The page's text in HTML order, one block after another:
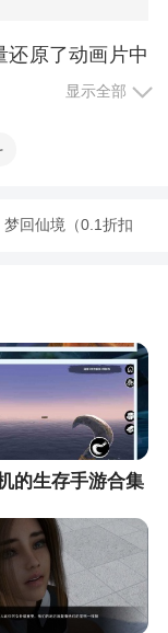
还原了动画片中
玩家在游戏里收
多超多的游戏
可爱的换装游
多浪漫的恋爱
试，感受各种
显示全部
梦回仙境（0.1折扣
的生存手游合集